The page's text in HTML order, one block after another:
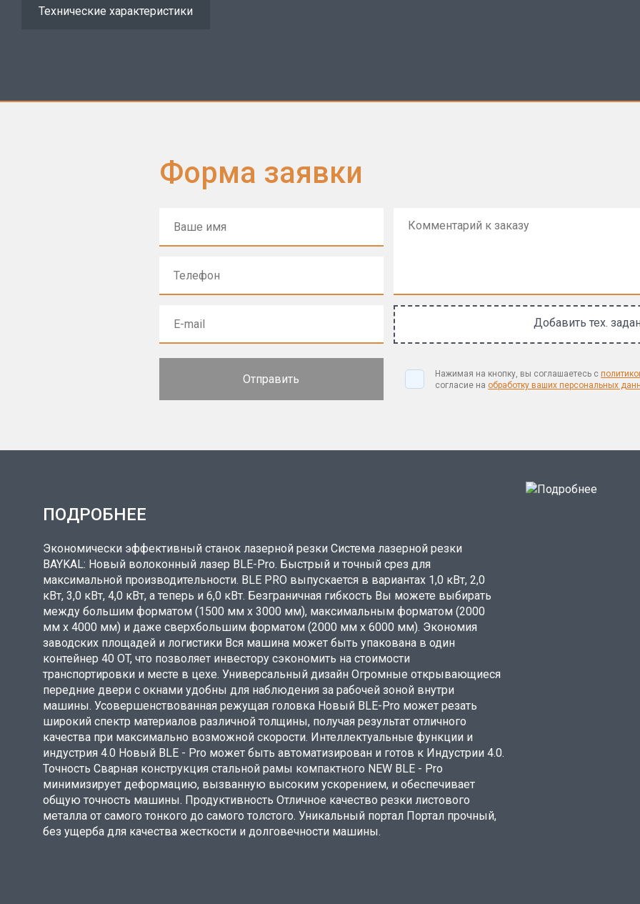
Технические характеристики
Форма заявки
Добавить тех.
Нажимая на кнопку, вы соглашаетесь с
согласие на обработку ваших персональных
ПОДРОБНЕЕ
Экономически эффективный станок лазерной резки Система лазерной резки
BAYKAL: Новый волоконный лазер BLE-Pro. Быстрый и точный срез для
максимальной производительности. BLE PRO выпускается в вариантах 1,0 кВт, 2,0
кВт, 3,0 кВт, 4,0 кВт, а теперь и 6,0 кВт. Безграничная гибкость Вы можете выбирать
между большим форматом (1500 мм x 3000 мм), максимальным форматом (2000
мм x 4000 мм) и даже сверхбольшим форматом (2000 мм x 6000 мм). Экономия
заводских площадей и логистики Вся машина может быть упакована в один
контейнер 40 OT, что позволяет инвестору сэкономить на стоимости
транспортировки и месте в цехе. Универсальный дизайн Огромные открывающиеся
передние двери с окнами удобны для наблюдения за рабочей зоной внутри
машины. Усовершенствованная режущая головка Новый BLE-Pro может резать
широкий спектр материалов различной толщины, получая результат отличного
качества при максимально возможной скорости. Интеллектуальные функции и
индустрия 4.0 Новый BLE - Pro может быть автоматизирован и готов к Индустрии 4.0.
Точность Сварная конструкция стальной рамы компактного NEW BLE - Pro
минимизирует деформацию, вызванную высоким ускорением, и обеспечивает
общую точность машины. Продуктивность Отличное качество резки листового
металла от самого тонкого до самого толстого. Уникальный портал Портал прочный,
без ущерба для качества жесткости и долговечности машины.